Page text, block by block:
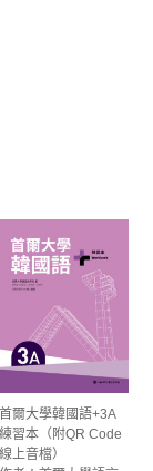
爾大學韓國語+3A
習本（附QR Code
上音檔）